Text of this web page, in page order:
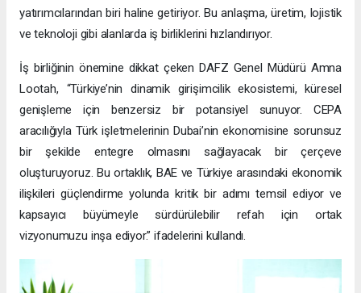
yatırımcılarından biri haline getiriyor. Bu anlaşma, üretim, lojistik
ve teknoloji gibi alanlarda iş birliklerini hızlandırıyor.
İş birliğinin önemine dikkat çeken DAFZ Genel Müdürü Amna
Lootah, “Türkiye’nin dinamik girişimcilik ekosistemi, küresel
genişleme için benzersiz bir potansiyel sunuyor. CEPA
aracılığıyla Türk işletmelerinin Dubai’nin ekonomisine sorunsuz
bir şekilde entegre olmasını sağlayacak bir çerçeve
oluşturuyoruz. Bu ortaklık, BAE ve Türkiye arasındaki ekonomik
ilişkileri güçlendirme yolunda kritik bir adımı temsil ediyor ve
kapsayıcı büyümeyle sürdürülebilir refah için ortak
vizyonumuzu inşa ediyor.” ifadelerini kullandı.